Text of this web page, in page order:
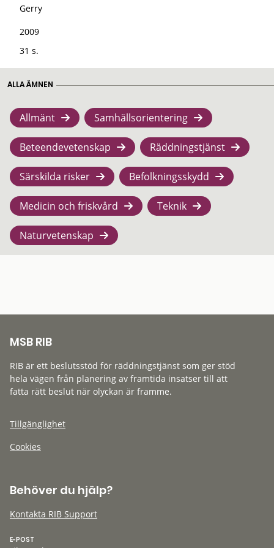
Gerry
2009
31 s.
ALLA ÄMNEN
Allmänt Samhällsorientering
Beteendevetenskap Räddningstjänst
Särskilda risker Befolkningsskydd
Medicin och friskvård Teknik
Naturvetenskap
MSB RIB
RIB är ett beslutsstöd för räddningstjänst som ger stöd
hela vägen från planering av framtida insatser till att
fatta rätt beslut när olyckan är framme.
Tillgänglighet
Cookies
Behöver du hjälp?
Kontakta RIB Support
E-POST